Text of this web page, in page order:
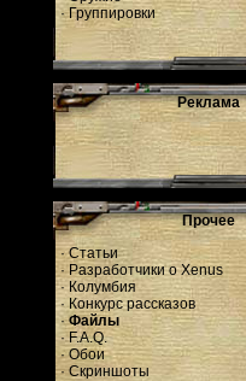
·Группировки
Реклама
Прочее
·Статьи
·Разработчики о Xenus
·Колумбия
·Конкурс рассказов
·Файлы
·F.A.Q.
· Обои
· Скриншоты